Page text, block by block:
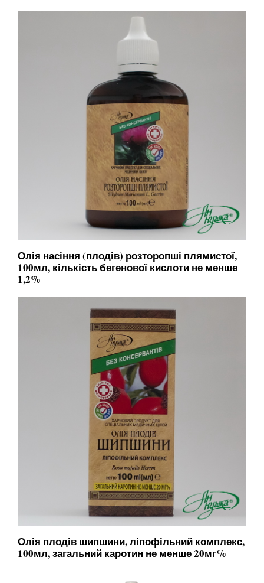
Олія насіння (плодів) розторопші плямистої,
100мл, кількість бегенової кислоти не менше
1,2%
Олія плодів шипшини, ліпофільний комплекс,
100мл, загальний каротин не менше 20мг%